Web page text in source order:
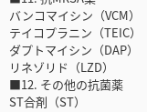
バンコマイシン（VCM）
テイコプラニン（TEIC）
ダプトマイシン（DAP）
リネゾリド（LZD）
■12. その他の抗菌薬
ST合剤（ST）